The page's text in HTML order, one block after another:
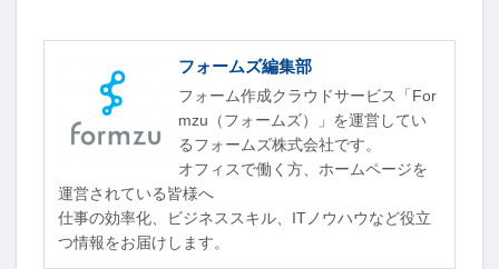
フォームズ編集部
フォーム作成クラウドサービス「For
mzu（フォームズ）」を運営してい
るフォームズ株式会社です。
オフィスで働く方、ホームページを
運営されている皆様へ
仕事の効率化、ビジネススキル、ITノウハウなど役立
つ情報をお届けします。